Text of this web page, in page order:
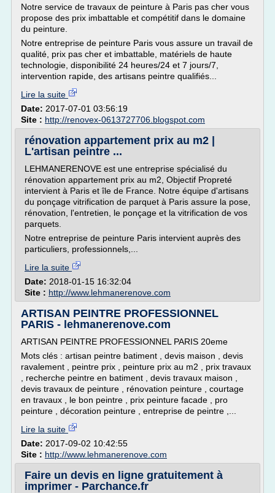
Notre service de travaux de peinture à Paris pas cher vous
propose des prix imbattable et compétitif dans le domaine
du peinture.
Notre entreprise de peinture Paris vous assure un travail de
qualité, prix pas cher et imbattable, matériels de haute
technologie, disponibilité 24 heures/24 et 7 jours/7,
intervention rapide, des artisans peintre qualifiés...
Lire la suite
Date: 2017-07-01 03:56:19
Site : http://renovex-0613727706.blogspot.com
rénovation appartement prix au m2 |
L'artisan peintre ...
LEHMANERENOVE est une entreprise spécialisé du
rénovation appartement prix au m2, Objectif Propreté
intervient à Paris et île de France. Notre équipe d'artisans
du ponçage vitrification de parquet à Paris assure la pose,
rénovation, l'entretien, le ponçage et la vitrification de vos
parquets.
Notre entreprise de peinture Paris intervient auprès des
particuliers, professionnels,...
Lire la suite
Date: 2018-01-15 16:32:04
Site : http://www.lehmanerenove.com
ARTISAN PEINTRE PROFESSIONNEL
PARIS - lehmanerenove.com
ARTISAN PEINTRE PROFESSIONNEL PARIS 20eme
Mots clés : artisan peintre batiment , devis maison , devis
ravalement , peintre prix , peinture prix au m2 , prix travaux
, recherche peintre en batiment , devis travaux maison ,
devis travaux de peinture , rénovation peinture , courtage
en travaux , le bon peintre , prix peinture facade , pro
peinture , décoration peinture , entreprise de peintre ,...
Lire la suite
Date: 2017-09-02 10:42:55
Site : http://www.lehmanerenove.com
Faire un devis en ligne gratuitement à
imprimer - Parchance.fr